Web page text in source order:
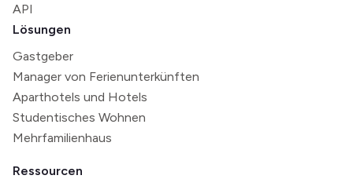
API
Lösungen
Gastgeber
Manager von Ferienunterkünften
Aparthotels und Hotels
Studentisches Wohnen
Mehrfamilienhaus
Ressourcen